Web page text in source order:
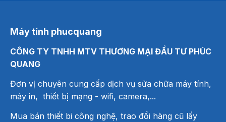
Máy tính phucquang
CÔNG TY TNHH MTV THƯƠNG MẠI ĐẦU TƯ PHÚC
QUANG
Đơn vị chuyên cung cấp dịch vụ sửa chữa máy tính,
máy in, thiết bị mạng - wifi, camera,...
Mua bán thiết bi công nghệ, trao đổi hàng cũ lấy